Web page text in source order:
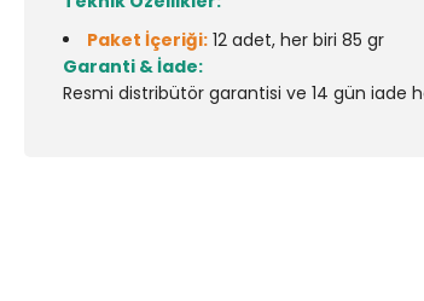
Paket İçeriği: 12 adet, her biri 85 gr
Garanti & İade:
Resmi distribütör garantisi ve 14 gün iade